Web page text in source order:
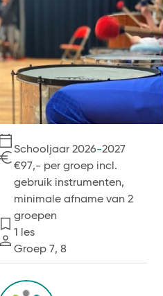
Schooljaar 2026-2027
Kosten
€97,- per groep incl.
gebruik instrumenten,
minimale afname van 2
groepen
Lessen
1 les
Groep 7, 8